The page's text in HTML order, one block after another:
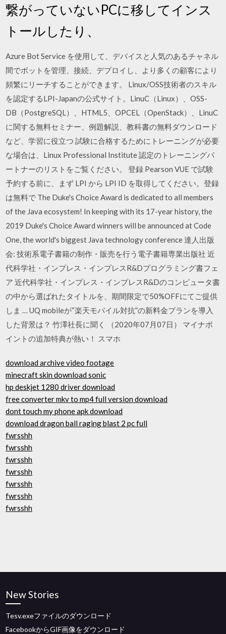
繋がっていないPCに移してインス
トールしたり、
Azure Bot Service を使用して、デバイスと人気のあるチャネル
間でボットを管理、接続、デプロイし、より多くの顧客により
頻繁にリーチすることができます。 Linux/OSS技術者のスキル
を認定するLPI-Japanの公式サイト。LinuC（Linux）、OSS-
DB（PostgreSQL）、HTML5、OPCEL（OpenStack）、LinuC
に関する無料セミナー、例題解説、教科書の無料ダウンロード
など、学習に役立つ 試験に合格するためにトレーニングが必要
な場合は、Linux Professional Institute 認定のトレーニングパ
ートナーのリストをご覧ください。 登録 Pearson VUE で試験
予約する前に、まず LPI から LPI ID を取得してください。登録
は無料で The Duke's Choice Award is dedicated to all members
of the Java ecosystem! In keeping with its 17-year history, the
2019 Duke's Choice Award winners will be announced at Code
One, the world's biggest Java technology conference 達人出版
会: 技術系電子書籍の制作・販売を行う電子書籍専業出版社 近
代科学社・インプレス・インプレスR&Dプログラミング書フェ
ア 近代科学社・インプレス・インプレスR&Dのコンピュータ書
の中から選ばれたタイトルを、期間限定で50%OFFにてご提供
しま … UQ mobileが“楽天モバイル対抗”の新料金プランを導入
した背景は？ 竹澤社長に聞く （2020年07月07日） マイナポ
イントの追加特典が熱い！ スマホ
download archive video footage
minecraft skin download sonic
hp deskjet 1280 driver download
free converter mkv to mp4 full version download
dont touch my phone apk download
download dragon ball raging blast 2 pc full
fwrsshh
fwrsshh
fwrsshh
fwrsshh
fwrsshh
fwrsshh
fwrsshh
New Stories
Tesv.exeファイルのダウンロード
FacebookからGIF画像をダウンロード